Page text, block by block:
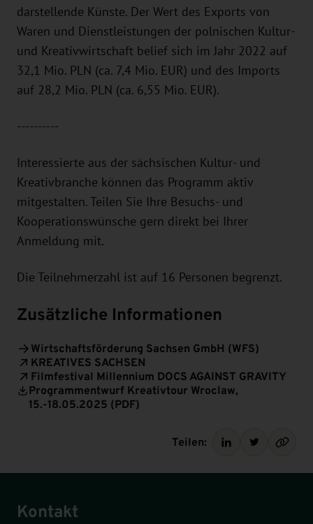
darstellende Künste. Der Wert des Exports von
Waren und Dienstleistungen der polnischen Kultur-
und Kreativwirtschaft belief sich im Jahr 2022 auf
32,1 Mio. PLN (ca. 7,4 Mio. EUR) und des Imports
auf 28,2 Mio. PLN (ca. 6,55 Mio. EUR).
----------
Interessierte aus der sächsischen Kultur- und
Kreativbranche können das Programm aktiv
mitgestalten. Teilen Sie Ihre Besuchs- und
Kooperationswünsche gern direkt bei Ihrer
Anmeldung mit.
Die Teilnehmerzahl ist auf 16 Personen begrenzt.
Zusätzliche Informationen
Wirtschaftsförderung Sachsen GmbH (WFS)
KREATIVES SACHSEN
Filmfestival Millennium DOCS AGAINST GRAVITY
Programmentwurf Kreativtour Wroclaw,
15.-18.05.2025 (PDF)
Teilen:
Kontakt